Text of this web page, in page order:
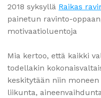
2018 syksyllä Raikas
painetun ravinto-
motivaatioluentoja
Mia kertoo, että kaikki
todellakin
keskitytään niin
liikunta,